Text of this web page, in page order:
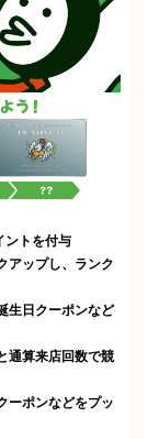
ントを付与
アップし、ランク
生日クーポンなど
通算来店回数で競
ーポンなどをプッ